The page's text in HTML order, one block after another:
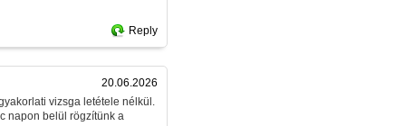
Reply
20.06.2026
vizsga letétele nélkül.
napon belül rögzítünk a